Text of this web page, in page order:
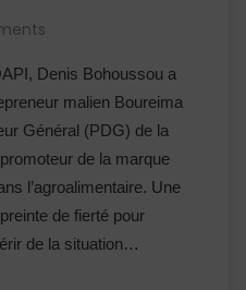
Denis Bohoussou a
malien Boureima
Général (PDG) de la
de la marque
l’agroalimentaire. Une
de fierté pour
de la situation…